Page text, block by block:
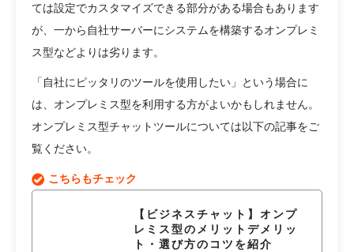
ては設定でカスタマイズできる部分がある場合もあります
が、一から自社サーバーにシステムを構築するオンプレミ
ス型などよりは劣ります。
「自社にピッタリのツールを使用したい」という場合に
は、オンプレミス型を利用する方がよいかもしれません。
オンプレミス型チャットツールについては以下の記事をご
覧ください。
こちらもチェック
【ビジネスチャット】オンプ
レミス型のメリットデメリッ
ト・選び方のコツを紹介